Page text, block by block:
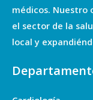
médicos. Nuestro
el sector de la
local y